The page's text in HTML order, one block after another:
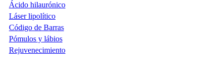
Ácido hilaurónico
Láser lipolítico
Código de Barras
Pómulos y lábios
Rejuvenecimiento